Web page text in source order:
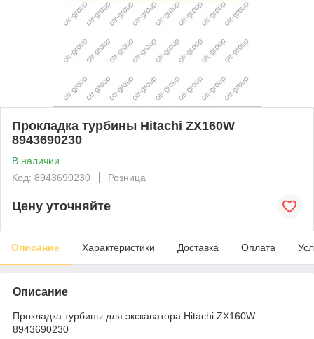
Прокладка турбины Hitachi ZX160W
8943690230
В наличии
Код: 8943690230
Розница
Цену уточняйте
Описание Характеристики Доставка Оплата
Описание
Прокладка турбины для экскаватора Hitachi ZX160W
8943690230